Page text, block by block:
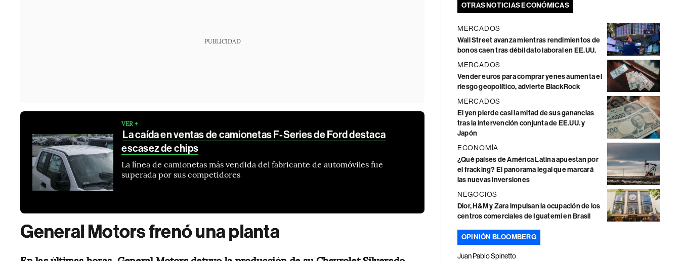
PUBLICIDAD
VER +
La caída en ventas de camionetas F-Series de Ford destaca
escasez de chips
La línea de camionetas más vendida del fabricante de automóviles fue
superada por sus competidores
General Motors frenó una planta
OTRAS NOTICIAS ECONÓMICAS
MERCADOS
Wall Street avanza mientras rendimientos de
bonos caen tras débil dato laboral en EE.UU.
MERCADOS
Vender euros para comprar yenes aumenta el
riesgo geopolítico, advierte BlackRock
MERCADOS
El yen pierde casi la mitad de sus ganancias
tras la intervención conjunta de EE.UU. y
Japón
ECONOMÍA
¿Qué países de América Latina apuestan por
el fracking? El panorama legal que marcará
las nuevas inversiones
NEGOCIOS
Dior, H&M y Zara impulsan la ocupación de los
centros comerciales de Iguatemi en Brasil
OPINIÓN BLOOMBERG
Juan Pablo Spinetto